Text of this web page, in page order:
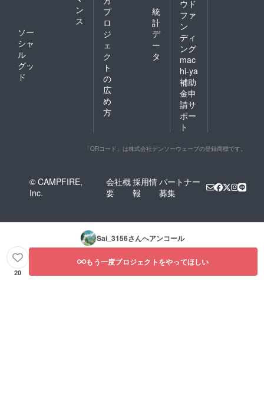
ン
ス
ソー
シャ
ル
グッ
ド
プ
ロ
ジ
ェ
ク
ト
の
広
め
方
統
計
デ
ー
タ
ウド
ファ
ン
ディ
ング
mac
hi-ya
補助
金申
請サ
ポー
ト
「QRコード」は株式会社デンソーウェーブの登録商標です。
© CAMPFIRE,
Inc.
会社概
要
採用情
報
パートナー
募集
Sai_3156さんへアンコール
20
もう一度プロジェクトをやってほしい